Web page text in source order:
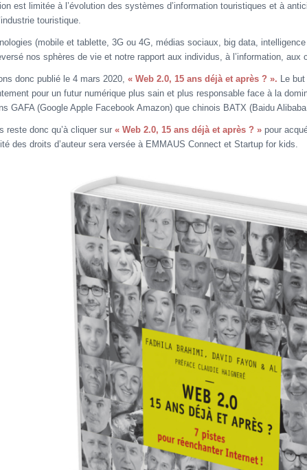
est limitée à l’évolution des systèmes d’information touristiques et à
touristique.
(mobile et tablette, 3G ou 4G, médias sociaux, big data,
nos sphères de vie et notre rapport aux individus, à l’information, aux
donc publié le 4 mars 2020, « Web 2.0, 15 ans déjà et après ? ». Le
pour un futur numérique plus sain et plus responsable face à la
GAFA (Google Apple Facebook Amazon) que chinois BATX (Baidu
reste donc qu’à cliquer sur « Web 2.0, 15 ans déjà et après ? » pour
des droits d’auteur sera versée à EMMAUS Connect et Startup for kids.